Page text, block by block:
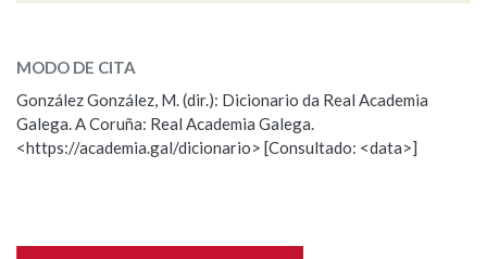
BUSCAR NO CONTIDO
Nas definicións
Observación
Nome
MODO DE CITA
González González, M. (dir.): Dicionario da Real Academia
Galega. A Coruña: Real Academia Galega.
<https://academia.gal/dicionario> [Consultado: <data>]